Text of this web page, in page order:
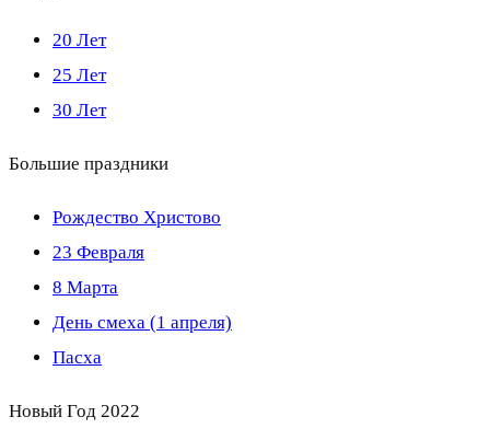
20 Лет
25 Лет
30 Лет
Большие праздники
Рождество Христово
23 Февраля
8 Марта
День смеха (1 апреля)
Пасха
Новый Год 2022